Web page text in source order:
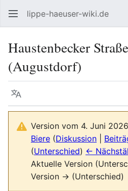
lippe-haeuser-wiki.de
Haustenbecker
(Augustdorf)
Sprache
Version vom 4. Juni
Biere (Diskussion
(Unterschied) ←
Aktuelle Version
Version → (Unterschied)